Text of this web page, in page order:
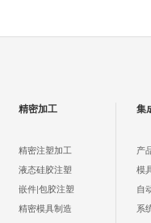
精密加工
精密注塑加工
液态硅胶注塑
嵌件|包胶注塑
精密模具制造
集
产
模
自
系